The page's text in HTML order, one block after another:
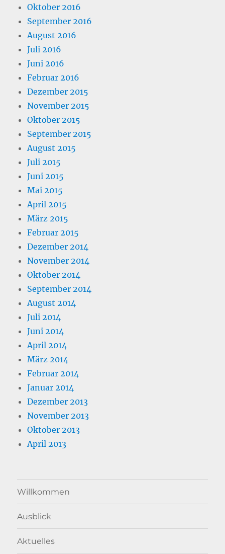
Oktober 2016
September 2016
August 2016
Juli 2016
Juni 2016
Februar 2016
Dezember 2015
November 2015
Oktober 2015
September 2015
August 2015
Juli 2015
Juni 2015
Mai 2015
April 2015
März 2015
Februar 2015
Dezember 2014
November 2014
Oktober 2014
September 2014
August 2014
Juli 2014
Juni 2014
April 2014
März 2014
Februar 2014
Januar 2014
Dezember 2013
November 2013
Oktober 2013
April 2013
Willkommen
Ausblick
Aktuelles